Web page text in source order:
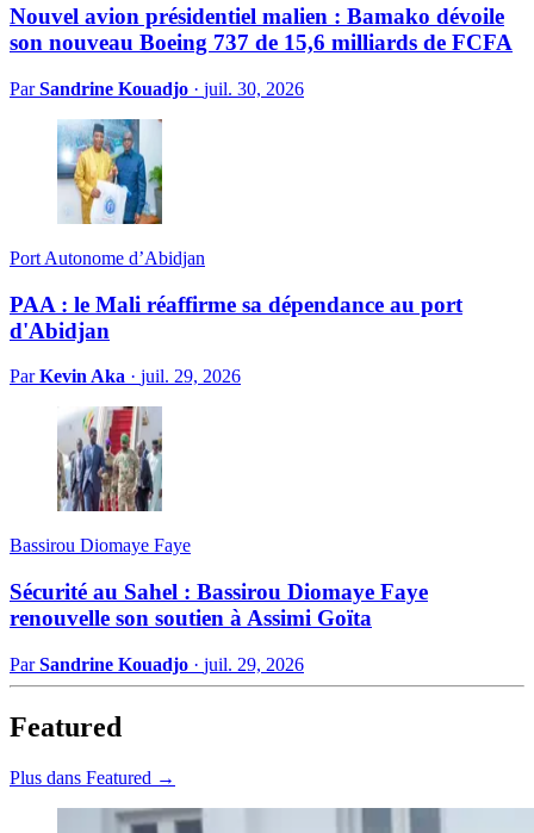
Nouvel avion présidentiel malien : Bamako dévoile
son nouveau Boeing 737 de 15,6 milliards de FCFA
ParSandrine Kouadjo · juil. 30, 2026
Port Autonome d’Abidjan
PAA : le Mali réaffirme sa dépendance au port
d'Abidjan
ParKevin Aka · juil. 29, 2026
Bassirou Diomaye Faye
Sécurité au Sahel : Bassirou Diomaye Faye
renouvelle son soutien à Assimi Goïta
ParSandrine Kouadjo · juil. 29, 2026
Featured
Plus dans Featured →